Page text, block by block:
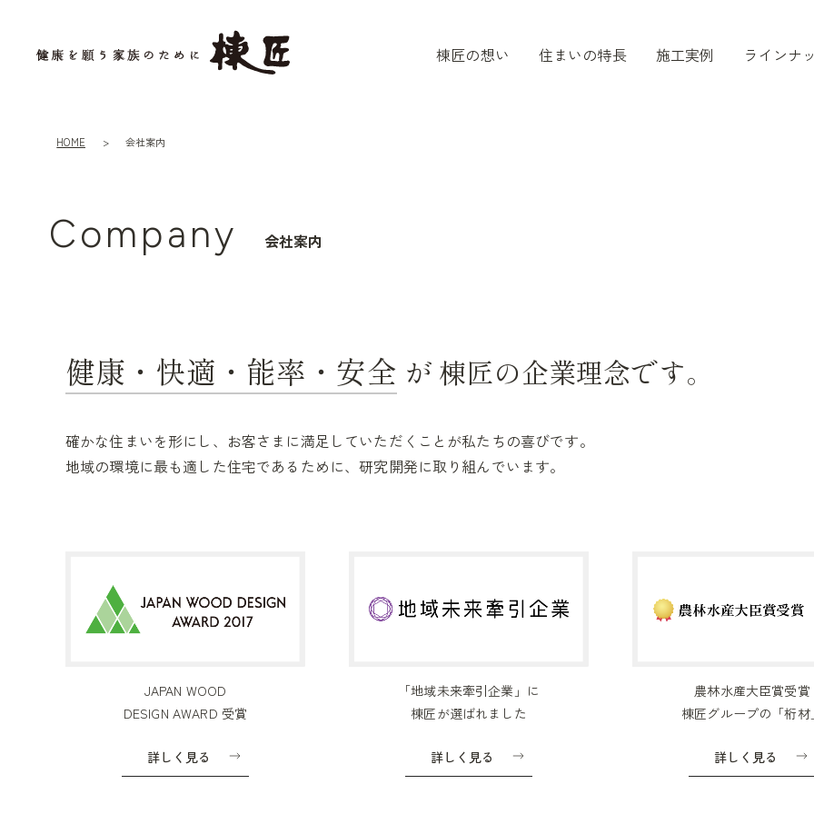
棟匠の想い 住まいの特長 施工実例 ラインナ
HOME 会社案内
Company 会社案内
健康・快適・能率・安全 が 棟匠の企業理念です。
確かな住まいを形にし、お客さまに満足していただくことが私たちの喜びです。
地域の環境に最も適した住宅であるために、研究開発に取り組んでいます。
JAPAN WOOD
DESIGN AWARD 受賞
詳しく見る
「地域未来牽引企業」に
棟匠が選ばれました
詳しく見る
農林水産大臣賞受賞
棟匠グループの「桁材
詳しく見る